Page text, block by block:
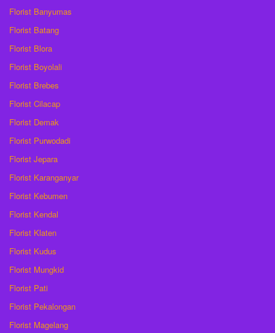
Florist Banyumas
Florist Batang
Florist Blora
Florist Boyolali
Florist Brebes
Florist Cilacap
Florist Demak
Florist Purwodadi
Florist Jepara
Florist Karanganyar
Florist Kebumen
Florist Kendal
Florist Klaten
Florist Kudus
Florist Mungkid
Florist Pati
Florist Pekalongan
Florist Magelang